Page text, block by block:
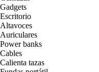
Gadgets
Escritorio
Altavoces
Auriculares
Power banks
Cables
Calienta tazas